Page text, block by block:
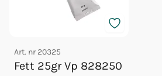
Art. nr 20325
Fett 25gr Vp 828250